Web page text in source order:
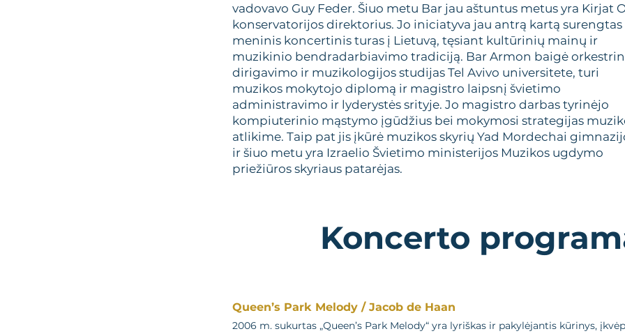
vadovavo Guy Feder. Šiuo metu Bar jau aštuntus metus yra Kirjat
konservatorijos direktorius. Jo iniciatyva jau antrą kartą surengtas
meninis koncertinis turas į Lietuvą, tęsiant kultūrinių mainų ir
muzikinio bendradarbiavimo tradiciją. Bar Armon baigė
dirigavimo ir muzikologijos studijas Tel Avivo universitete, turi
muzikos mokytojo diplomą ir magistro laipsnį švietimo
administravimo ir lyderystės srityje. Jo magistro darbas tyrinėjo
kompiuterinio mąstymo įgūdžius bei mokymosi strategijas
atlikime. Taip pat jis įkūrė muzikos skyrių Yad Mordechai
ir šiuo metu yra Izraelio Švietimo ministerijos Muzikos ugdymo
priežiūros skyriaus patarėjas.
Koncerto
Queen’s Park Melody / Jacob de Haan
2006 m. sukurtas „Queen’s Park Melody“ yra lyriškas ir pakylėjantis kūrinys,